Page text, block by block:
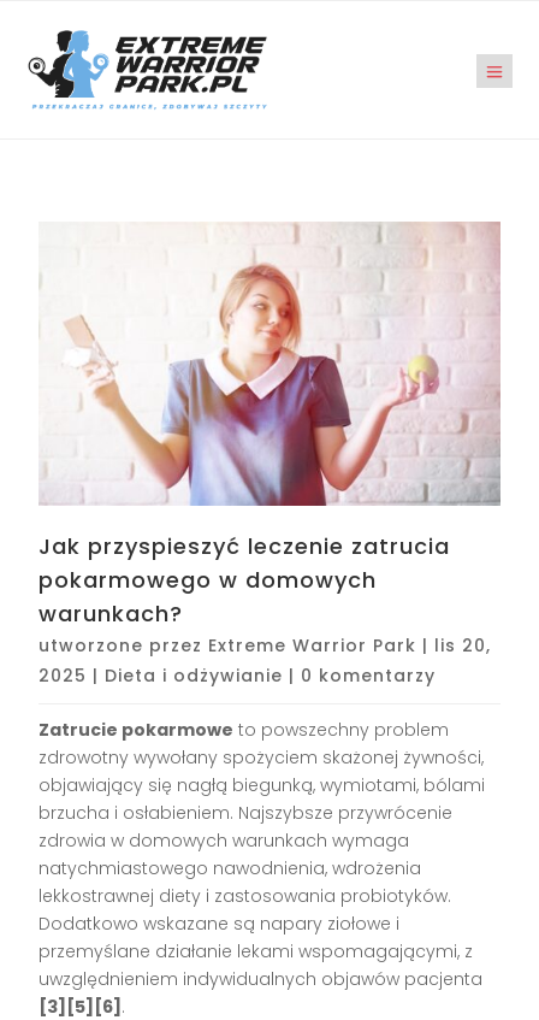
Jak przyspieszyć leczenie zatrucia
pokarmowego w domowych
warunkach?
utworzone przez Extreme Warrior Park | lis 20,
2025 | Dieta i odżywianie | 0 komentarzy
Zatrucie pokarmowe to powszechny problem
zdrowotny wywołany spożyciem skażonej żywności,
objawiający się nagłą biegunką, wymiotami, bólami
brzucha i osłabieniem. Najszybsze przywrócenie
zdrowia w domowych warunkach wymaga
natychmiastowego nawodnienia, wdrożenia
lekkostrawnej diety i zastosowania probiotyków.
Dodatkowo wskazane są napary ziołowe i
przemyślane działanie lekami wspomagającymi, z
uwzględnieniem indywidualnych objawów pacjenta
[3][5][6] .